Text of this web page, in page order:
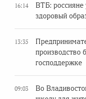
16:14
ВТБ: россияне
здоровый
13:35
производство
господдержке
09:03
Во